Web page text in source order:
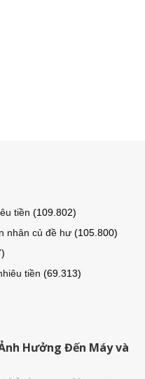
tiền (109.802)
nhân củ đề hư (105.800)
tiền (69.313)
Hưởng Đến Máy và